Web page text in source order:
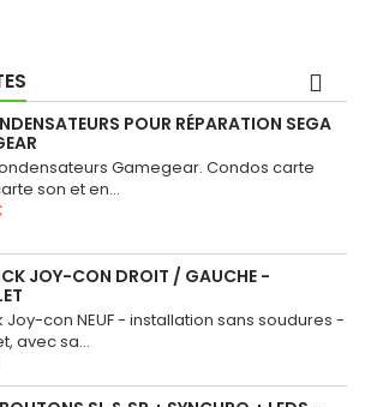
POUR RÉPARATION SEGA
Gamegear. Condos carte
son et en...
JOY-CON DROIT / GAUCHE -
Joy-con NEUF - installation sans soudures -
avec sa...